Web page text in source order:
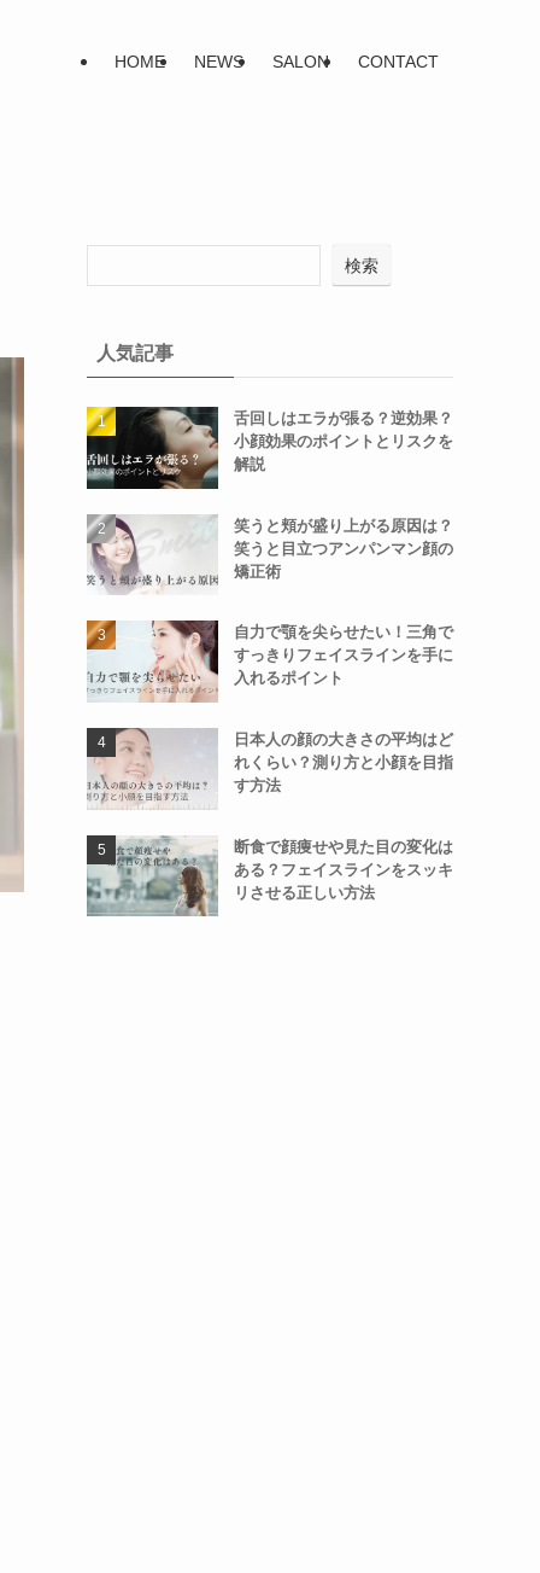
HOME NEWS SALON CONTACT
検索
人気記事
舌回しはエラが張る？逆効果？
小顔効果のポイントとリスクを
解説
笑うと頬が盛り上がる原因は？
笑うと目立つアンパンマン顔の
矯正術
自力で顎を尖らせたい！三角で
すっきりフェイスラインを手に
入れるポイント
日本人の顔の大きさの平均はど
れくらい？測り方と小顔を目指
す方法
断食で顔痩せや見た目の変化は
ある？フェイスラインをスッキ
リさせる正しい方法